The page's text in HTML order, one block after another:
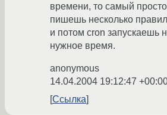
времени, то самый
пишешь несколько
и потом cron запускаешь
нужное время.
anonymous
14.04.2004 19:12:47
Ссылка